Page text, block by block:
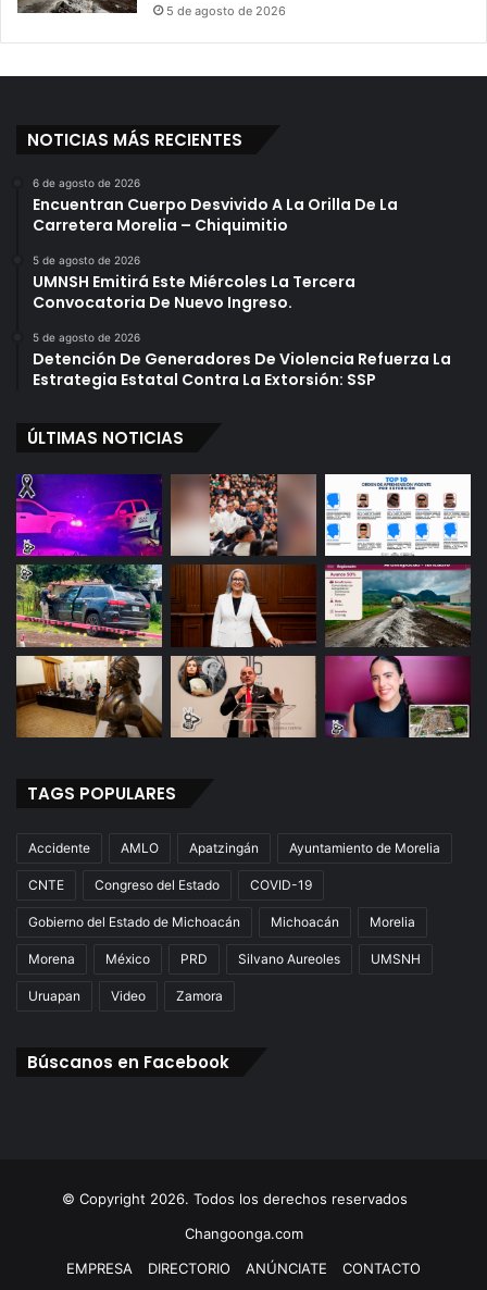
5 de agosto de 2026
NOTICIAS MÁS RECIENTES
6 de agosto de 2026
Encuentran Cuerpo Desvivido A La Orilla De La
Carretera Morelia – Chiquimitio
5 de agosto de 2026
UMNSH Emitirá Este Miércoles La Tercera
Convocatoria De Nuevo Ingreso.
5 de agosto de 2026
Detención De Generadores De Violencia Refuerza La
Estrategia Estatal Contra La Extorsión: SSP
ÚLTIMAS NOTICIAS
TAGS POPULARES
Accidente AMLO Apatzingán Ayuntamiento de Morelia
CNTE Congreso del Estado COVID-19
Gobierno del Estado de Michoacán Michoacán Morelia
Morena México PRD Silvano Aureoles UMSNH
Uruapan Video Zamora
Búscanos en Facebook
© Copyright 2026. Todos los derechos reservados
Changoonga.com
EMPRESA
DIRECTORIO ANÚNCIATE CONTACTO